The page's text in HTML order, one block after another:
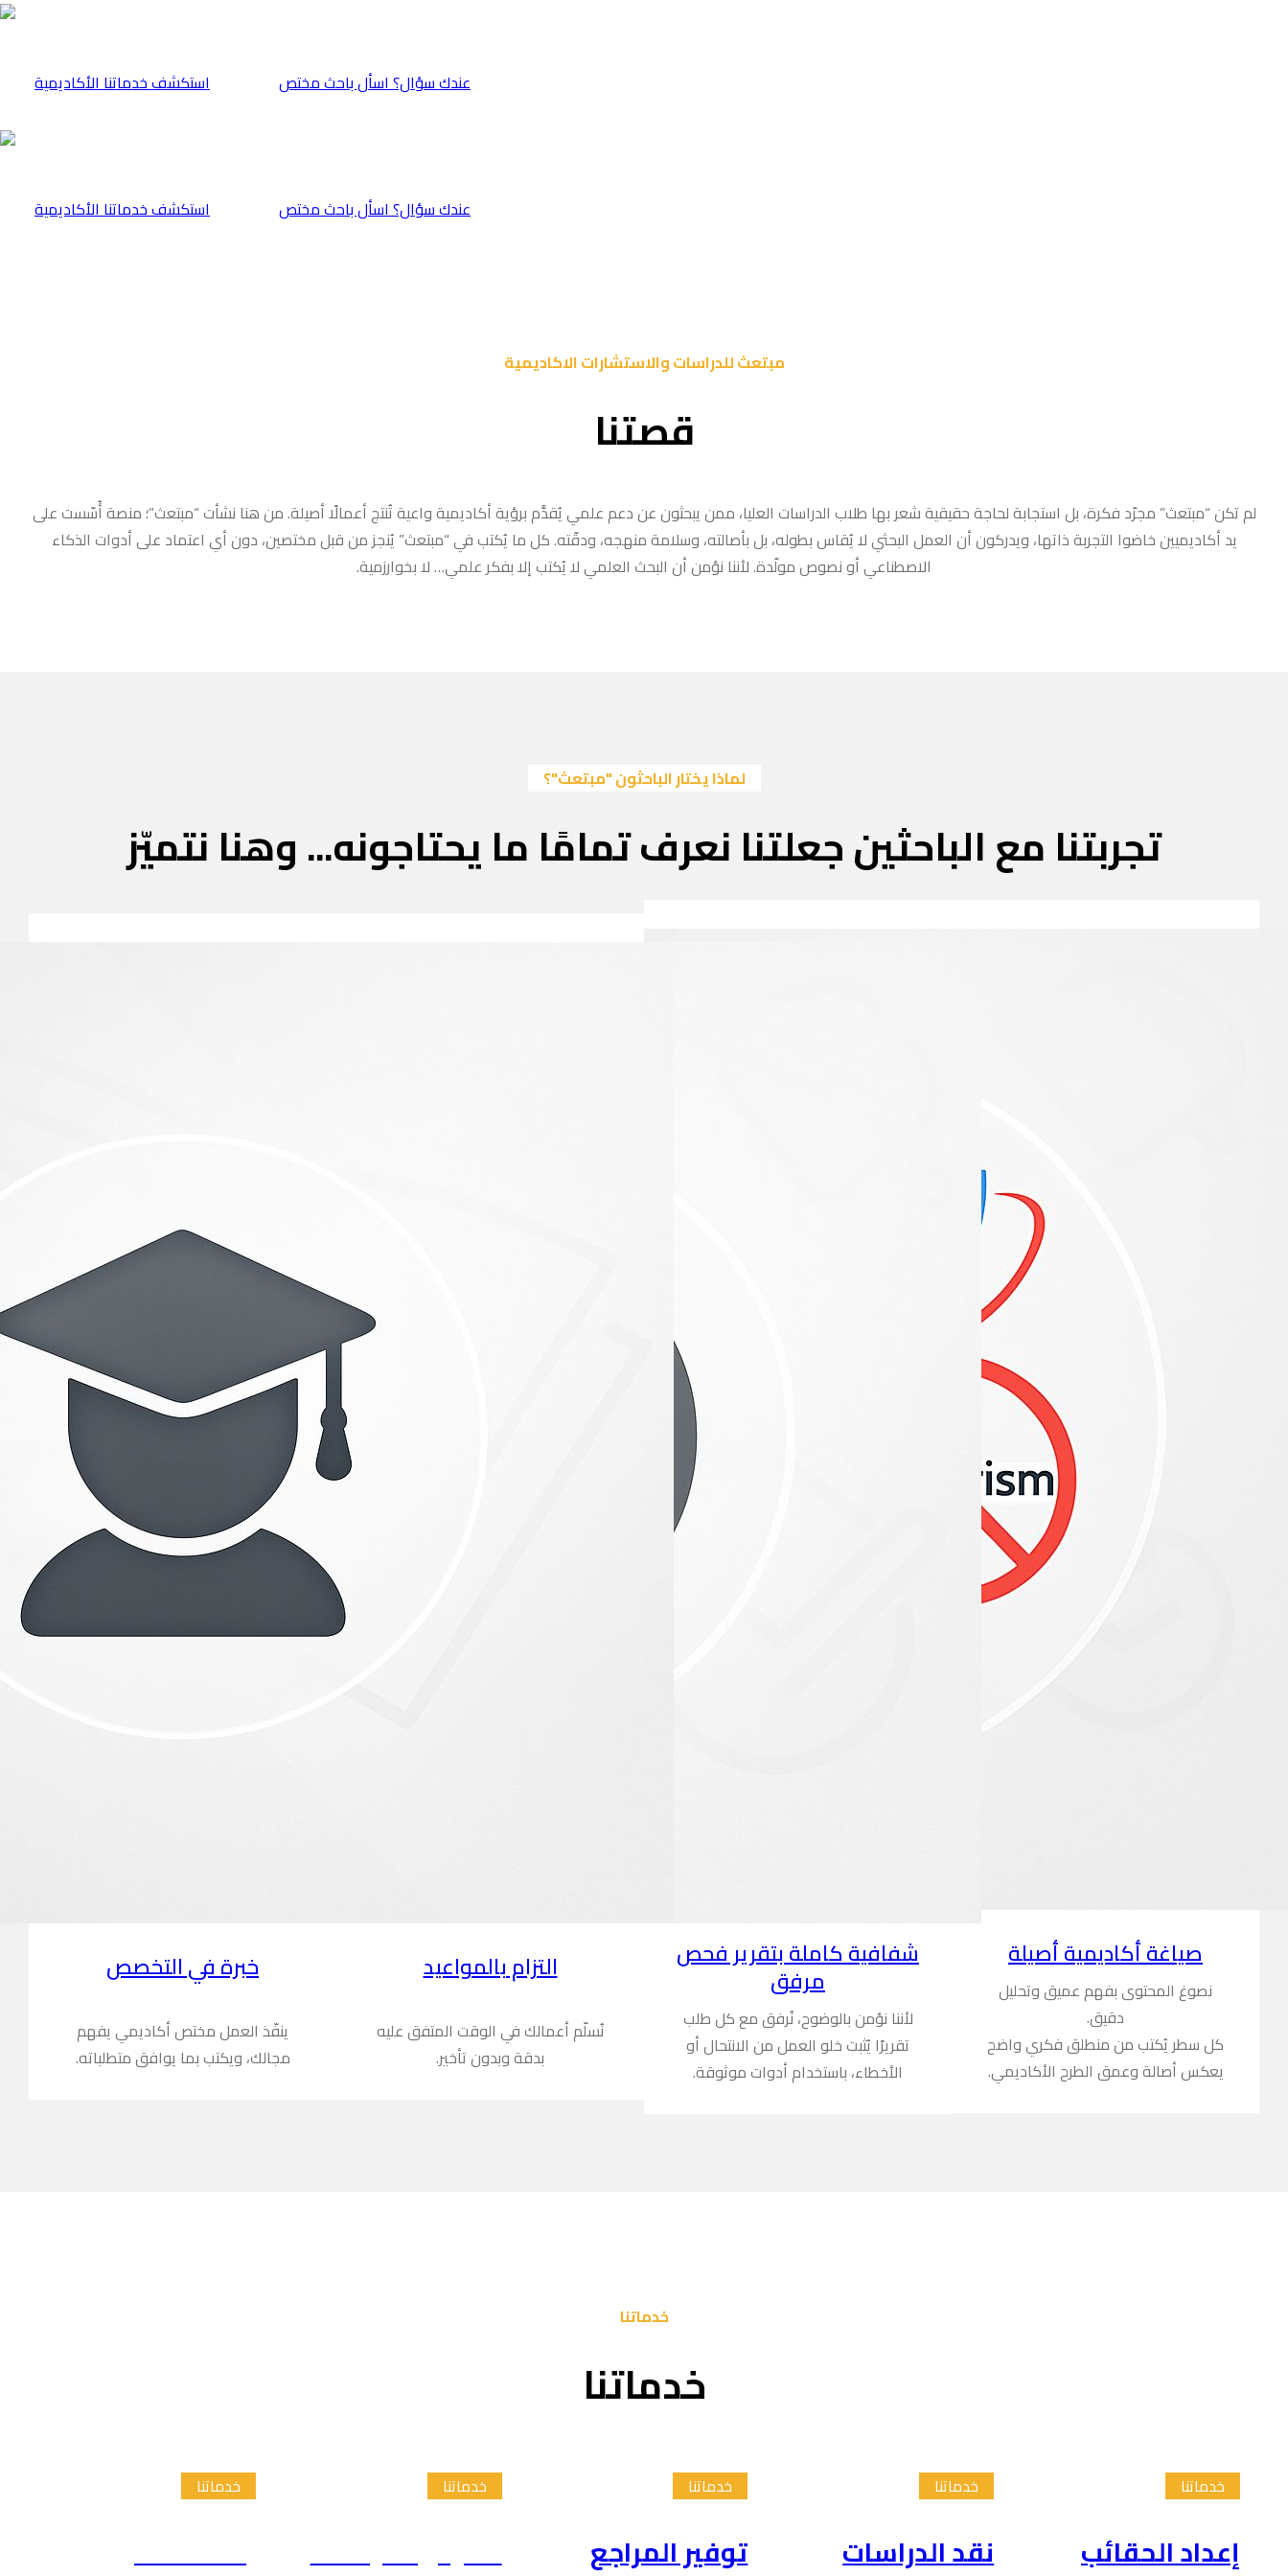
⁠استكشف خدماتنا الأكاديمية عندك سؤال؟ اسأل باحث مختص
⁠استكشف خدماتنا الأكاديمية عندك سؤال؟ اسأل باحث مختص
مبتعث للدراسات والاستشارات الاكاديمية
قصتنا
لم تكن “مبتعث” مجرّد فكرة، بل استجابة لحاجة حقيقية شعر بها طلاب الدراسات العليا، ممن يبحثون عن دعم علمي يُقدَّم برؤية أكاديمية واعية تُنتج أعمالًا أصيلة. من هنا نشأت “مبتعث”؛ منصة أُسّست على
يد أكاديميين خاضوا التجربة ذاتها، ويدركون أن العمل البحثي لا يُقاس بطوله، بل بأصالته، وسلامة منهجه، ودقّته. كل ما يُكتب في “مبتعث” يُنجز من قبل مختصين، دون أي اعتماد على أدوات الذكاء
الاصطناعي أو نصوص مولّدة. لأننا نؤمن أن البحث العلمي لا يُكتب إلا بفكر علمي… لا بخوارزمية.
لماذا يختار الباحثون "مبتعث"؟
تجربتنا مع الباحثين جعلتنا نعرف تمامًا ما يحتاجونه... وهنا نتميّز
صياغة أكاديمية أصيلة
نصوغ المحتوى بفهم عميق وتحليل
دقيق.
كل سطر يُكتب من منطلق فكري واضح
يعكس أصالة وعمق الطرح الأكاديمي.
شفافية كاملة بتقرير فحص
مرفق
لأننا نؤمن بالوضوح، نُرفق مع كل طلب
تقريرًا يُثبت خلو العمل من الانتحال أو
الأخطاء، باستخدام أدوات موثوقة.
التزام بالمواعيد
نُسلّم أعمالك في الوقت المتفق عليه
بدقة وبدون تأخير.
خبرة في التخصص
ينفّذ العمل مختص أكاديمي يفهم
مجالك، ويكتب بما يوافق متطلباته.
خدماتنا
خدماتنا
خدماتنا
إعداد الحقائب
خدماتنا
نقد الدراسات
خدماتنا
توفير المراجع
خدماتنا
تلخيص الدراسات
خدماتنا
إعداد الاطار